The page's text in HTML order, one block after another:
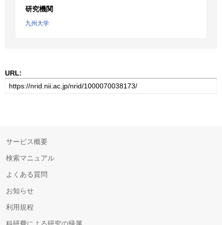
研究機関
九州大学
URL:
サービス概要
検索マニュアル
よくある質問
お知らせ
利用規程